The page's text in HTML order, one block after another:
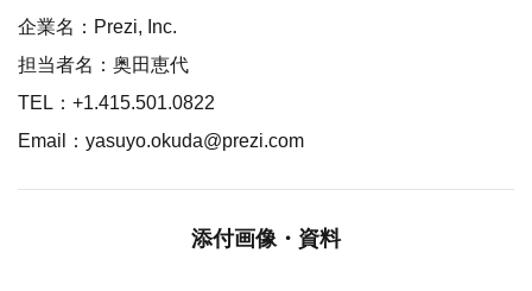
企業名：Prezi, Inc.
担当者名：奥田恵代
TEL：+1.415.501.0822
Email：yasuyo.okuda@prezi.com
添付画像・資料